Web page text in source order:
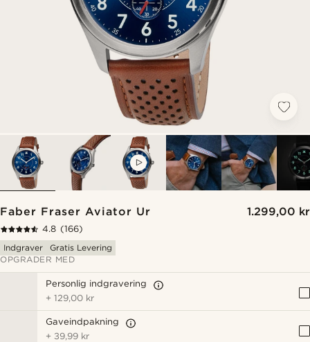
Faber Fraser Aviator Ur 1.299,00 kr
4.8 (166)
Indgraver
Gratis Levering
OPGRADER MED
Personlig indgravering
+129,00 kr
Gaveindpakning
+ 39,99 kr